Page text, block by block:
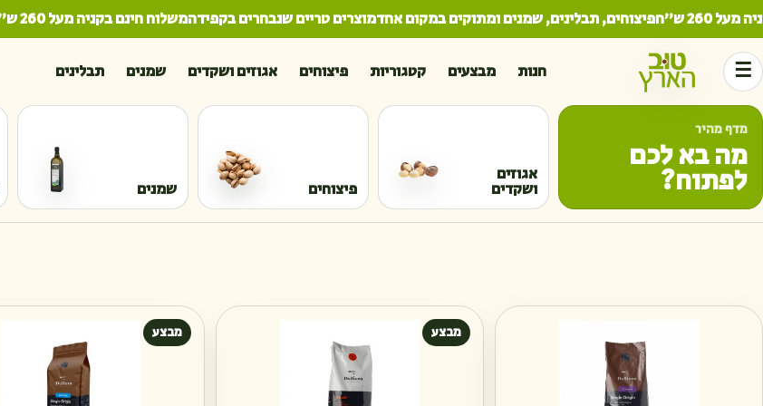
260 ש"ח פיצוחים, תבלינים, שמנים ומתוקים במקום אחדמוצרים טריים שנבחרים בקפידהמשלוח חינם בקניה מעל 260 ש"ח
☰ חנות מבצעים קטגוריות פיצוחים אגוזים ושקדים שמנים תבלינים
מדף מהיר
מה בא לכם
לפתוח? אגוזים
ושקדים פיצוחים שמנים
מבצע מבצע